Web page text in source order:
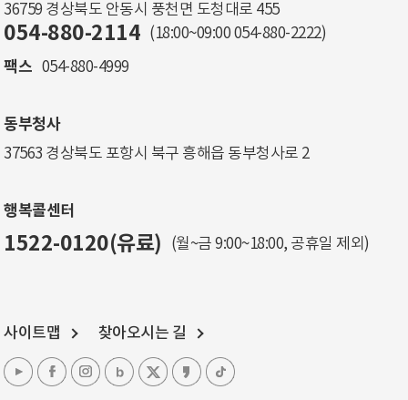
36759 경상북도 안동시 풍천면 도청대로 455
054-880-2114 (18:00~09:00 054-880-2222)
팩스 054-880-4999
동부청사
37563 경상북도 포항시 북구 흥해읍 동부청사로 2
행복콜센터
1522-0120(유료) (월~금 9:00~18:00, 공휴일 제외)
사이트맵 찾아오시는 길